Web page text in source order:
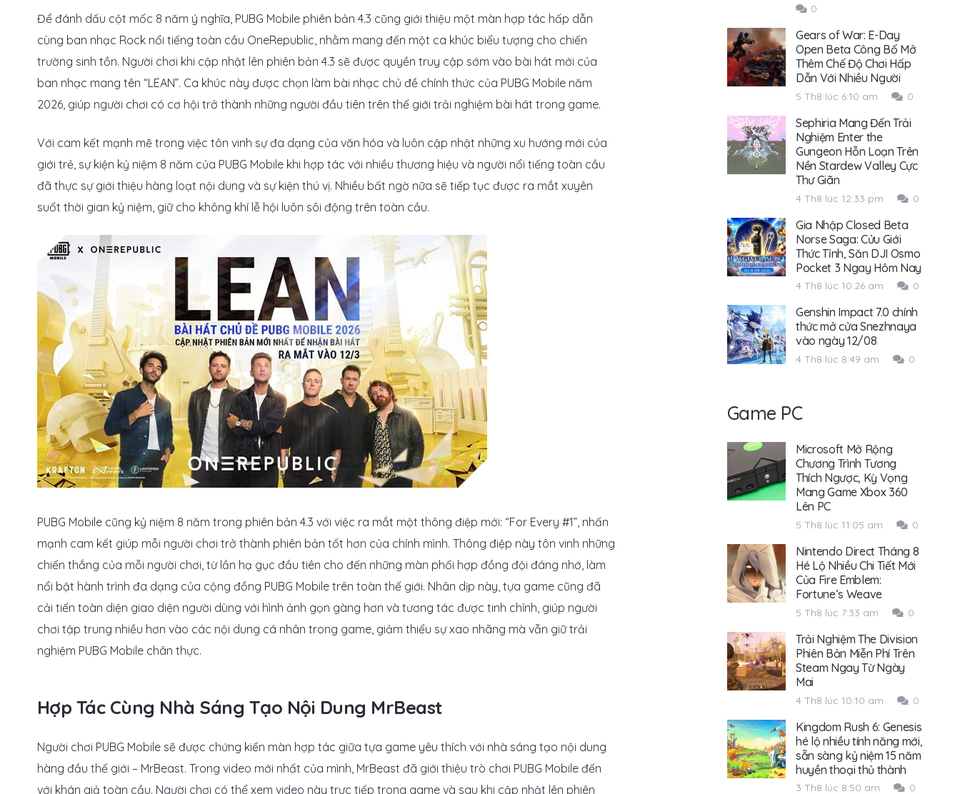
Để đánh dấu cột mốc 8 năm ý nghĩa, PUBG Mobile phiên bản 4.3 cũng giới thiệu một màn hợp tác hấp dẫn
cùng ban nhạc Rock nổi tiếng toàn cầu OneRepublic, nhằm mang đến một ca khúc biểu tượng cho chiến
trường sinh tồn. Người chơi khi cập nhật lên phiên bản 4.3 sẽ được quyền truy cập sớm vào bài hát mới của
ban nhạc mang tên “LEAN”. Ca khúc này được chọn làm bài nhạc chủ đề chính thức của PUBG Mobile năm
2026, giúp người chơi có cơ hội trở thành những người đầu tiên trên thế giới trải nghiệm bài hát trong game.
Với cam kết mạnh mẽ trong việc tôn vinh sự đa dạng của văn hóa và luôn cập nhật những xu hướng mới của
giới trẻ, sự kiện kỷ niệm 8 năm của PUBG Mobile khi hợp tác với nhiều thương hiệu và người nổi tiếng toàn cầu
đã thực sự giới thiệu hàng loạt nội dung và sự kiện thú vị. Nhiều bất ngờ nữa sẽ tiếp tục được ra mắt xuyên
suốt thời gian kỷ niệm, giữ cho không khí lễ hội luôn sôi động trên toàn cầu.
PUBG Mobile cũng kỷ niệm 8 năm trong phiên bản 4.3 với việc ra mắt một thông điệp mới: “For Every #1”, nhấn
mạnh cam kết giúp mỗi người chơi trở thành phiên bản tốt hơn của chính mình. Thông điệp này tôn vinh những
chiến thắng của mỗi người chơi, từ lần hạ gục đầu tiên cho đến những màn phối hợp đồng đội đáng nhớ, làm
nổi bật hành trình đa dạng của cộng đồng PUBG Mobile trên toàn thế giới. Nhân dịp này, tựa game cũng đã
cải tiến toàn diện giao diện người dùng với hình ảnh gọn gàng hơn và tương tác được tinh chỉnh, giúp người
chơi tập trung nhiều hơn vào các nội dung cá nhân trong game, giảm thiểu sự xao nhãng mà vẫn giữ trải
nghiệm PUBG Mobile chân thực.
Hợp Tác Cùng Nhà Sáng Tạo Nội Dung MrBeast
Người chơi PUBG Mobile sẽ được chứng kiến màn hợp tác giữa tựa game yêu thích với nhà sáng tạo nội dung
hàng đầu thế giới – MrBeast. Trong video mới nhất của mình, MrBeast đã giới thiệu trò chơi PUBG Mobile đến
với khán giả toàn cầu. Người chơi có thể xem video này trực tiếp trong game và sau khi cập nhật lên phiên
0
Gears of War: E-Day
Open Beta Công Bố Mở
Thêm Chế Độ Chơi Hấp
Dẫn Với Nhiều Người
5 Th8 lúc 6:10 am 0
Sephiria Mang Đến Trải
Nghiệm Enter the
Gungeon Hỗn Loạn Trên
Nền Stardew Valley Cực
Thư Giãn
4 Th8 lúc 12:33 pm 0
Gia Nhập Closed Beta
Norse Saga: Cửu Giới
Thức Tỉnh, Săn DJI Osmo
Pocket 3 Ngay Hôm Nay
4 Th8 lúc 10:26 am 0
Genshin Impact 7.0 chính
thức mở cửa Snezhnaya
vào ngày 12/08
4 Th8 lúc 8:49 am 0
Game PC
Microsoft Mở Rộng
Chương Trình Tương
Thích Ngược, Kỳ Vọng
Mang Game Xbox 360
Lên PC
5 Th8 lúc 11:05 am 0
Nintendo Direct Tháng 8
Hé Lộ Nhiều Chi Tiết Mới
Của Fire Emblem:
Fortune’s Weave
5 Th8 lúc 7:33 am 0
Trải Nghiệm The Division
Phiên Bản Miễn Phí Trên
Steam Ngay Từ Ngày
Mai
4 Th8 lúc 10:10 am 0
Kingdom Rush 6: Genesis
hé lộ nhiều tính năng mới,
sẵn sàng kỷ niệm 15 năm
huyền thoại thủ thành
3 Th8 lúc 8:50 am 0